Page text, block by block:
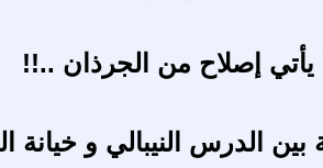
يأتي إصلاح من الجرذان ..!!
الدرس النيبالي و خيانة